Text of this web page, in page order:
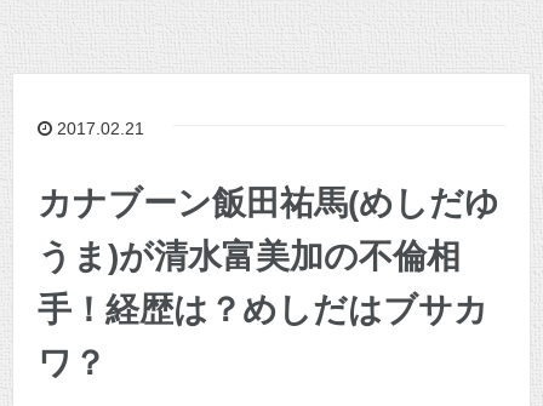
2017.02.21
カナブーン飯田祐馬(めしだゆ
うま)が清水富美加の不倫相
手！経歴は？めしだはブサカ
ワ？